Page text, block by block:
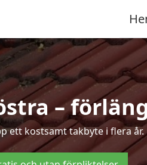
–
kostsamt takbyte i flera